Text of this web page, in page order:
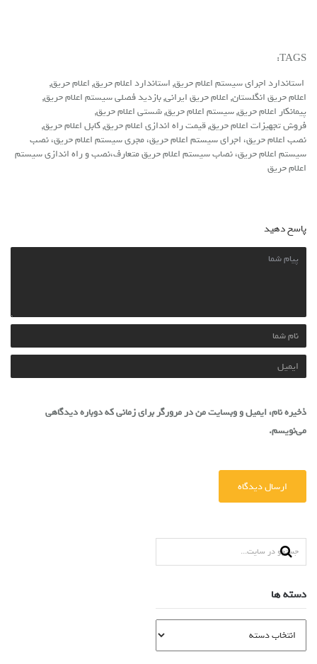
TAGS:
استاندارد اجرای سیستم اعلام حریق,استاندارد اعلام حریق,اعلام حریق,
اعلام حریق انگلستان,اعلام حریق ایرانی,بازدید فصلی سیستم اعلام حریق,
پیمانکار اعلام حریق,سیستم اعلام حریق,شستی اعلام حریق,
فروش تجهیزات اعلام حریق,قیمت راه اندازی اعلام حریق,کابل اعلام حریق,
نصب اعلام حریق، اجرای سیستم اعلام حریق، مجری سیستم اعلام حریق، نصب
سیستم اعلام حریق، نصاب سیستم اعلام حریق متعارف،نصب و راه اندازی سیستم
اعلام حریق
پاسخ دهید
ذخیره نام، ایمیل و وبسایت من در مرورگر برای زمانی که دوباره دیدگاهی
می‌نویسم.
دسته ها